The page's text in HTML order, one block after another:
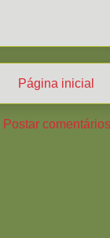
Página inicial
Postar